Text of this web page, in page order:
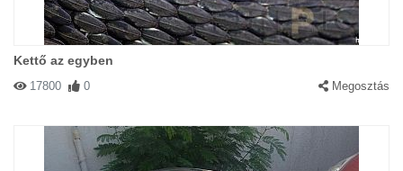
Kettő az egyben
17800 0 Megosztás